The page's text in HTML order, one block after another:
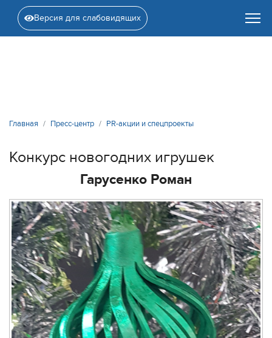
Версия для слабовидящих
Главная Пресс-центр PR-акции и спецпроекты
Конкурс новогодних игрушек
Гарусенко Роман